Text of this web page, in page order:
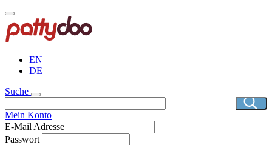
Direkt
zum
Inhalt
EN
DE
Suche
Mein Konto
E-Mail Adresse
Passwort